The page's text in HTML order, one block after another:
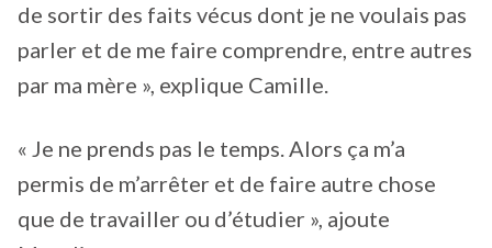
de sortir des faits vécus dont je ne voulais pas
parler et de me faire comprendre, entre autres
par ma mère », explique Camille.
« Je ne prends pas le temps. Alors ça m’a
permis de m’arrêter et de faire autre chose
que de travailler ou d’étudier », ajoute